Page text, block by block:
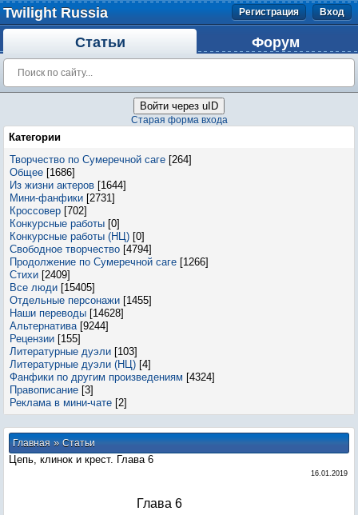
Twilight Russia Регистрация Вход
Статьи Форум
Войти через uID
Старая форма входа
Категории
Творчество по Сумеречной саге [264]
Общее [1686]
Из жизни актеров [1644]
Мини-фанфики [2731]
Кроссовер [702]
Конкурсные работы [0]
Конкурсные работы (НЦ) [0]
Свободное творчество [4794]
Продолжение по Сумеречной саге [1266]
Стихи [2409]
Все люди [15405]
Отдельные персонажи [1455]
Наши переводы [14628]
Альтернатива [9244]
Рецензии [155]
Литературные дуэли [103]
Литературные дуэли (НЦ) [4]
Фанфики по другим произведениям [4324]
Правописание [3]
Реклама в мини-чате [2]
Главная»Статьи
Цепь, клинок и крест. Глава 6
16.01.2019
Глава 6